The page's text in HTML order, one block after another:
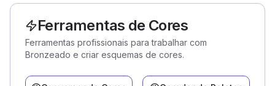
Ferramentas de Cores
Ferramentas profissionais para trabalhar com
Bronzeado e criar esquemas de cores.